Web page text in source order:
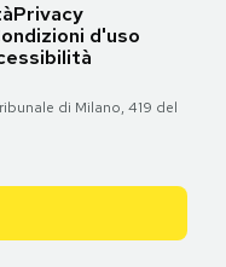
Privacy
d'uso
di Milano, 419 del